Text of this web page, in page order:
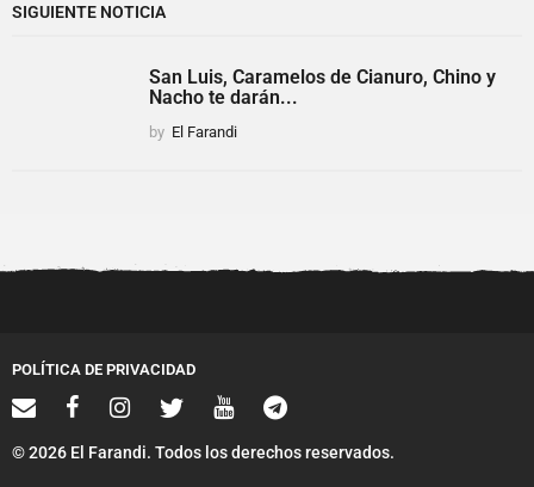
SIGUIENTE NOTICIA
San Luis, Caramelos de Cianuro, Chino y
Nacho te darán...
by El Farandi
POLÍTICA DE PRIVACIDAD
© 2026 El Farandi. Todos los derechos reservados.